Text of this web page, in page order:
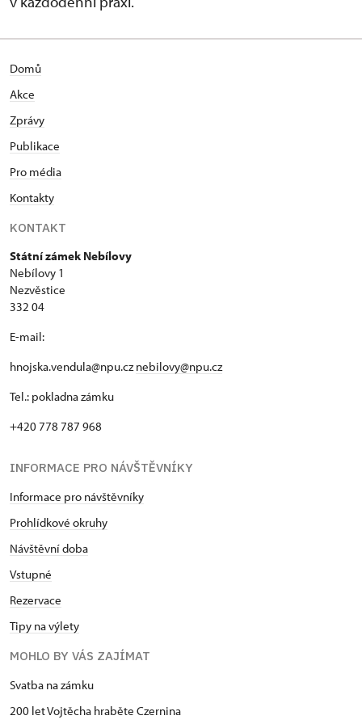
Domů
Akce
Zprávy
Publikace
Pro média
Kontakty
KONTAKT
Státní zámek Nebílovy
Nebílovy 1
Nezvěstice
332 04
E-mail:
hnojska.vendula@npu.cznebilovy@npu.cz
Tel.: pokladna zámku
+420 778 787 968
INFORMACE PRO NÁVŠTĚVNÍKY
Informace pro návštěvníky
Prohlídkové okruhy
Návštěvní doba
Vstupné
Rezervace
Tipy na výlety
MOHLO BY VÁS ZAJÍMAT
Svatba na zámku
200 let Vojtěcha hraběte Czernina